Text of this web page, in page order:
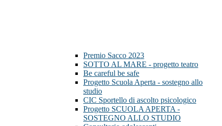
Premio Sacco 2023
SOTTO AL MARE - progetto teatro
Be careful be safe
Progetto Scuola Aperta - sostegno allo
studio
CIC Sportello di ascolto psicologico
Progetto SCUOLA APERTA -
SOSTEGNO ALLO STUDIO